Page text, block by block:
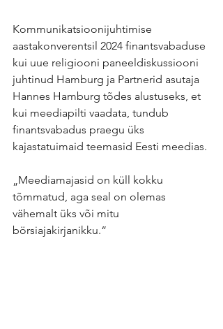
Kommunikatsioonijuhtimise
aastakonverentsil 2024 finantsvabaduse
kui uue religiooni paneeldiskussiooni
juhtinud Hamburg ja Partnerid asutaja
Hannes Hamburg tõdes alustuseks, et
kui meediapilti vaadata, tundub
finantsvabadus praegu üks
kajastatuimaid teemasid Eesti meedias.
„Meediamajasid on küll kokku
tõmmatud, aga seal on olemas
vähemalt üks või mitu
börsiajakirjanikku.“